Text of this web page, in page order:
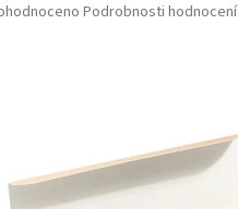
Podrobnosti hodnocení